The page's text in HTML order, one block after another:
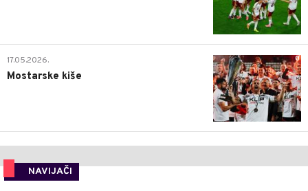
0
17.05.2026.
Mostarske kiše
NAVIJAČI